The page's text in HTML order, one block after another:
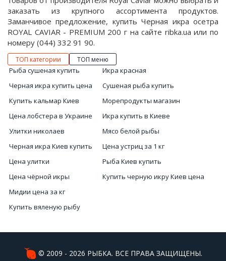
заказать из крупного ассортимента продуктов.
Заманчивое предложение, купить Черная икра осетра
ROYAL CAVIAR - PREMIUM 200 г на сайте ribka.ua или по
номеру (044) 332 91 90.
ТОП категории ТОП меню
Рыба сушеная купить
Черная икра купить цена
Купить кальмар Киев
Цена лобстера в Украине
Улитки николаев
Черная икра Киев купить
Цена улитки
Цена чёрной икры
Икра красная
Сушеная рыба купить
Морепродукты магазин
Икра купить в Киеве
Мясо белой рыбы
Цена устриц за 1 кг
Рыба Киев купить
Купить черную икру Киев цена
Мидии цена за кг
Купить вяленую рыбу
Лобстеры цена Киев
© 2009 - 2026 РЫБКА. ВСЕ ПРАВА ЗАЩИЩЕНЫ.